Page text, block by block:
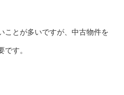
ことが多いですが、中古物件を
です。